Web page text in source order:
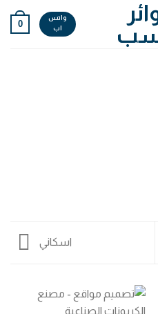
واتس
اب
0
اسكاني